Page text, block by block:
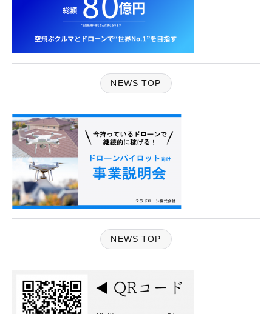
NEWS TOP
NEWS TOP